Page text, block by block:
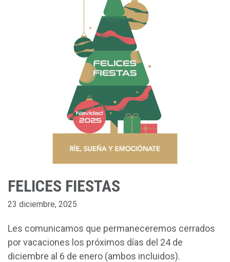
FELICES FIESTAS
23 diciembre, 2025
Les comunicamos que permaneceremos cerrados
por vacaciones los próximos días del 24 de
diciembre al 6 de enero (ambos incluidos).
SOSTENIBILIDAD
NOTICIAS
CONTACTO
CATALÀENGLISH